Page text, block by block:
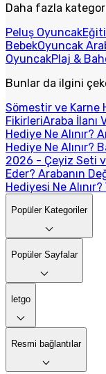
Daha fazla
Peluş Oyuncak
BebekOyuncak
OyuncakPlaj &
Bunlar da ilgini
Sömestir ve Karne
FikirleriAraba İlanı
Hediye Ne Alınır?
Hediye Ne Alınır?
2026 - Çeyiz Seti
Eder? Arabanın
Hediyesi Ne
Popüler Kategoriler
Popüler Sayfalar
letgo
Resmi bağlantılar